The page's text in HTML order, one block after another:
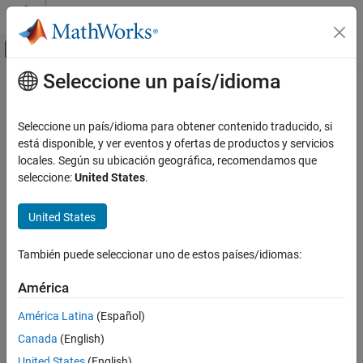
Saltar al contenido
Mostrar/ocultar menú de navegación
Inicio de Documentación
Gráficas en 2D y 3D
Gráficas de distribución de datos
MATLAB
Gráficas
Gráficas en 2D y 3D
scatter3
Sintaxis
Contenido principal
scatter3
Diagrama de dispersión 3D
contraer todo en la página
scatter3(X,Y,Z,S)
,'filled')
scatter3(___,markertype)
scatter3(tbl,xvar,yvar,zvar)
Seleccione un país/idioma
Seleccione un país/idioma para obtener contenido traducido, si
está disponible, y ver eventos y ofertas de productos y servicios
locales. Según su ubicación geográfica, recomendamos que
seleccione:United States.
United States
También puede seleccionar uno de estos países/idiomas:
América
América Latina (Español)
Canada (English)